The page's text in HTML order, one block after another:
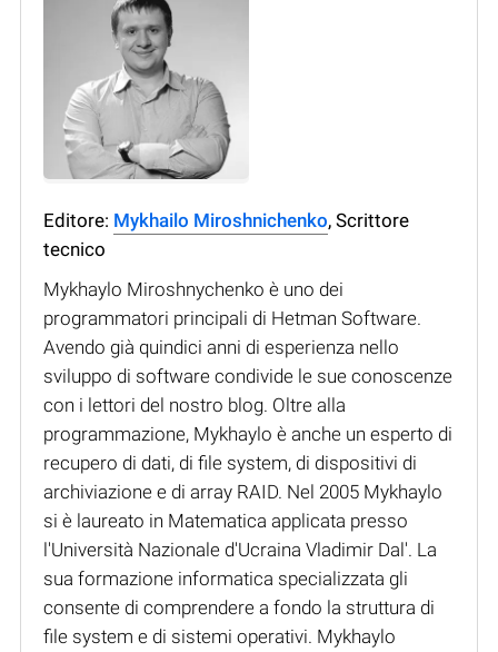
Editore: Mykhailo Miroshnichenko, Scrittore
tecnico
Mykhaylo Miroshnychenko è uno dei
programmatori principali di Hetman Software.
Avendo già quindici anni di esperienza nello
sviluppo di software condivide le sue conoscenze
con i lettori del nostro blog. Oltre alla
programmazione, Mykhaylo è anche un esperto di
recupero di dati, di file system, di dispositivi di
archiviazione e di array RAID. Nel 2005 Mykhaylo
si è laureato in Matematica applicata presso
l'Università Nazionale d'Ucraina Vladimir Dal'. La
sua formazione informatica specializzata gli
consente di comprendere a fondo la struttura di
file system e di sistemi operativi. Mykhaylo